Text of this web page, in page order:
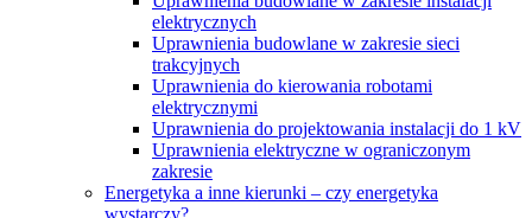
elektrycznych
Uprawnienia budowlane w zakresie sieci
trakcyjnych
Uprawnienia do kierowania robotami
elektrycznymi
Uprawnienia do projektowania instalacji do 1 kV
Uprawnienia elektryczne w ograniczonym
zakresie
Energetyka a inne kierunki – czy energetyka